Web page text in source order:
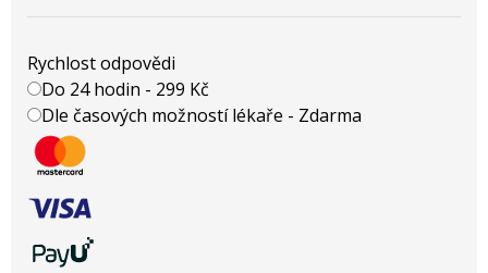
Rychlost odpovědi
Do 24 hodin - 299 Kč
Dle časových možností lékaře - Zdarma